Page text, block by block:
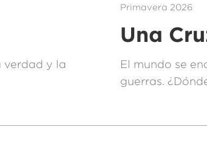
verdad y la
Primavera 2026
Una
El mundo se
guerras.